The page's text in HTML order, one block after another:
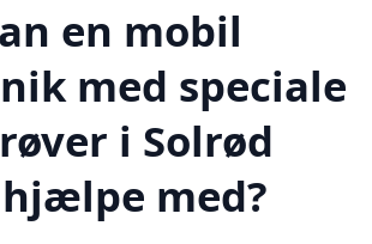
en mobil
med speciale
i Solrød
med?